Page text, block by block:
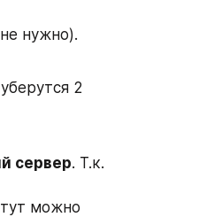
нужно).
2
сервер. Т.к.
можно